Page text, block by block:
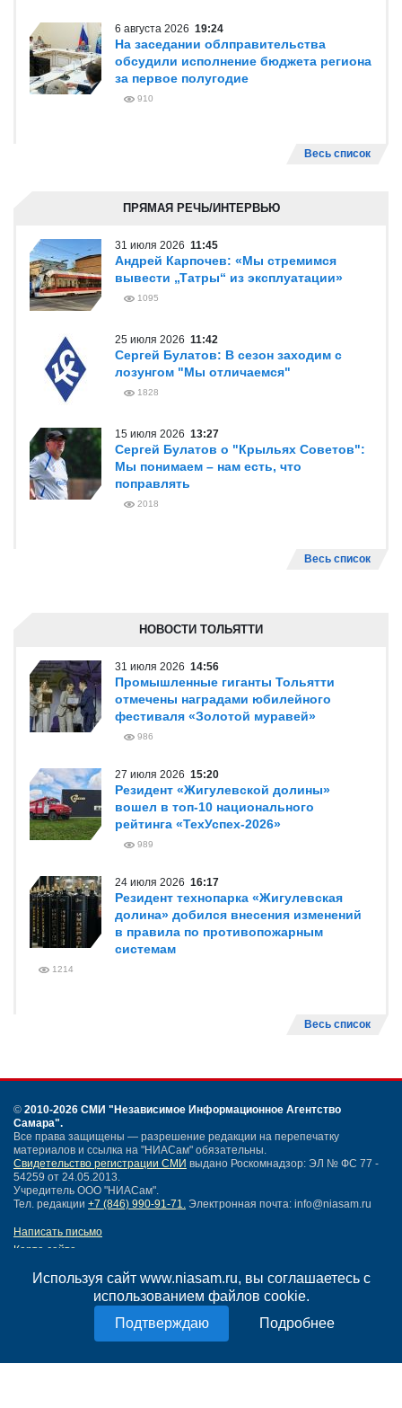
Используя сайт www.niasam.ru, вы соглашаетесь с
использованием файлов cookie.
Подробнее
6 августа 2026 19:24
На заседании облправительства
обсудили исполнение бюджета региона
за первое полугодие
910
Весь список
ПРЯМАЯ РЕЧЬ/ИНТЕРВЬЮ
31 июля 2026 11:45
Андрей Карпочев: «Мы стремимся
вывести „Татры“ из эксплуатации»
1095
25 июля 2026 11:42
Сергей Булатов: В сезон заходим с
лозунгом "Мы отличаемся"
1828
15 июля 2026 13:27
Сергей Булатов о "Крыльях Советов":
Мы понимаем – нам есть, что
поправлять
2018
Весь список
НОВОСТИ ТОЛЬЯТТИ
31 июля 2026 14:56
Промышленные гиганты Тольятти
отмечены наградами юбилейного
фестиваля «Золотой муравей»
986
27 июля 2026 15:20
Резидент «Жигулевской долины»
вошел в топ-10 национального
рейтинга «ТехУспех-2026»
989
24 июля 2026 16:17
Резидент технопарка «Жигулевская
долина» добился внесения изменений
в правила по противопожарным
системам
1214
Весь список
© 2010-2026 СМИ "Независимое Информационное Агентство
Самара".
Все права защищены — разрешение редакции на перепечатку
материалов и ссылка на "НИАСам" обязательны.
Свидетельство регистрации СМИ выдано Роскомнадзор: ЭЛ № ФС 77 -
54259 от 24.05.2013.
Учредитель ООО "НИАСам".
Тел. редакции +7 (846) 990-91-71. Электронная почта: info@niasam.ru
Написать письмо
Карта сайта
Политика конфиденциальности
Согласие на обработку персональных данных